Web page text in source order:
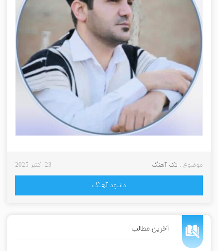
آخرین مطالب
موضوع : تک آهنگ 23 اکتبر 2025
دانلود آهنگ